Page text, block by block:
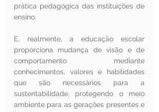
prática pedagógica das instituições de
ensino.
E, realmente, a educação escolar
proporciona mudança de visão e de
comportamento mediante
conhecimentos, valores e habilidades
que são necessários para a
sustentabilidade, protegendo o meio
ambiente para as gerações presentes e